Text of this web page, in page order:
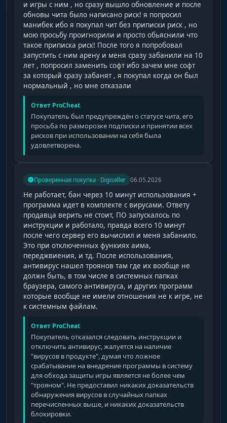
и игры с ним , но сразу вышло обновление и после
обновы чита было написано риск! я попросил
манибек ибо я покупал чит без приписки риск , но
мою просьбу проигнорили и просто обьяснили что
такое приписка риск! После того я попробовал
запустить с ним арену и меня сразу забанили на 10
лет , попросил заменить софт ибо зачем мне софт
за который сразу забанят , я покупал когда он был
нормальный , но мне отказали
Ответ ProCheat
Покупатель был предупреждён о статусе чита, его
просьба по разморозке подписки и принятии всех
рисков при использовании на себя была
удовлетворена.
Проверенная покупка · Digiseller 06.05.2026
Не работает, бан через 10 минут использования +
программа идет в комплекте с вирусами. Ответу
продавца верить не стоит, ПО запускалось по
инструкции и работало, правда всего 10 минут
после чего сервер его вычислил и меня забанило.
Это при отключенных функиях аима,
переджвиения, и тд. После использования,
антивирус нашел троянов там где их вообще не
должн быть, в том числе в системных папках
браузера, самого антивируса, и других программ
которые вообще не имели отношения не к игре, не
к системным файлам.
Ответ ProCheat
Покупатель отказался следовать инструкции и
отключить антивирус, жалуется на наличие
"вирусов в продукте", думая что ложное
срабатывание на внедрение программы в систему
для обхода защиты игры является не более чем
"трояном". Не предоставил никаких доказательств
обнаружения вирусов в случайных папках
перечисленных выше, и никаких доказательств
блокировки.